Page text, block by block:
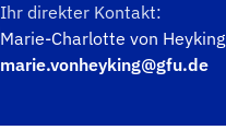
Ihr direkter Kontakt:
Marie-Charlotte von Heyking
marie.vonheyking@gfu.de